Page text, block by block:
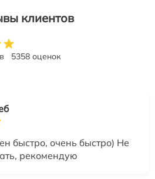
клиентов
5358 оценок
быстро, очень быстро) Не
рекомендую